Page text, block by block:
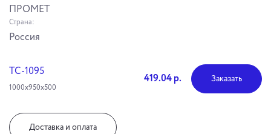
ПРОМЕТ
Страна:
Россия
TC-1095
1000x950x500
419.04 р. Заказать
Доставка и оплата